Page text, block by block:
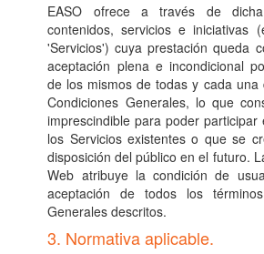
EASO ofrece a través de
contenidos, servicios e iniciativas
'Servicios') cuya prestación queda
aceptación plena e incondicional
de los mismos de todas y cada una
Condiciones Generales, lo que
imprescindible para poder participar
los Servicios existentes o que se
disposición del público en el futuro.
Web atribuye la condición de
aceptación de todos los
Generales descritos.
3. Normativa aplicable.